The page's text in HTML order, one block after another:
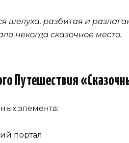
шелуха. разбитая и
некогда сказочное место.
Путешествия
элемента:
портал